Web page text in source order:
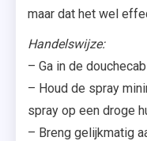
maar dat het wel
Handelswijze:
– Ga in de
– Houd de spray
spray op een droge
– Breng gelijkmatig